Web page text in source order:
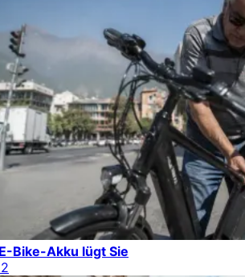
Bike-Akku lügt Sie